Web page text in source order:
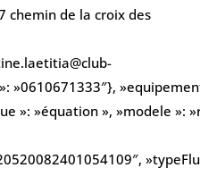
chemin de la croix des
»0610671333″},
»: »équation », »modele »: